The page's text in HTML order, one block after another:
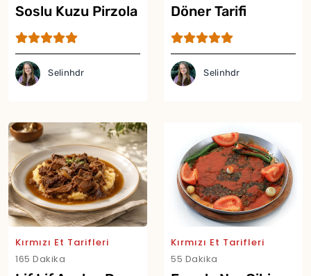
Soslu Kuzu Pirzola
Tarifi
Selinhdr
Döner Tarifi
Selinhdr
Kırmızı Et Tarifleri
165 Dakika
Kırmızı Et Tarifleri
55 Dakika